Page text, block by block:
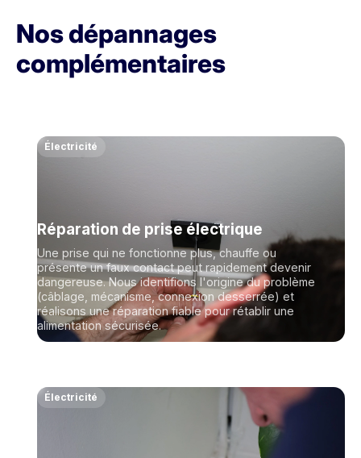
Nos dépannages
complémentaires
Électricité
Réparation de prise électrique
Une prise qui ne fonctionne plus, chauffe ou
présente un faux contact peut rapidement devenir
dangereuse. Nous identifions l'origine du problème
(câblage, mécanisme, connexion desserrée) et
réalisons une réparation fiable pour rétablir une
alimentation sécurisée.
Électricité